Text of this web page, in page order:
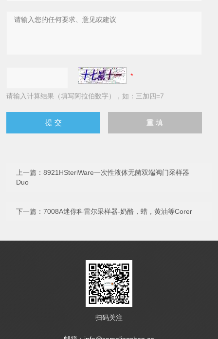
请输入计算结果（填写阿拉伯数字），如：三加四=7
上一篇：8921HSteriWare一次性液体无菌双端阀门采样器
Duo
下一篇：7008A迷你科雷尔采样器-奶酪，蜡，黄油等Corer
扫码关注